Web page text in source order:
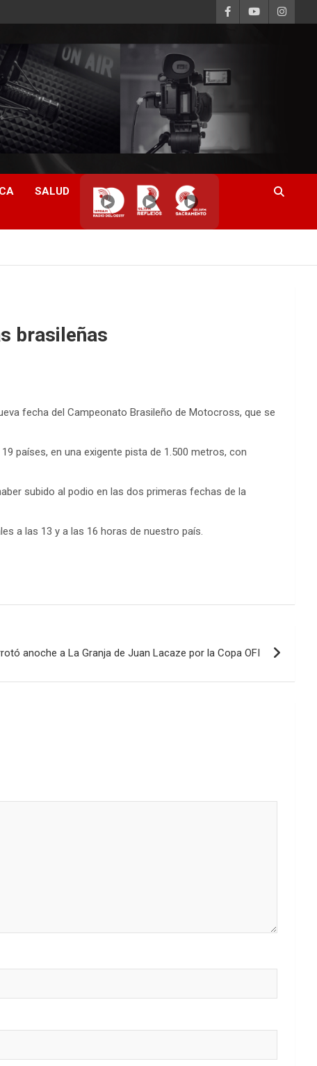
SALUD
▶ ▶ ▶
brasileñas
fecha del Campeonato Brasileño de Motocross, que se
países, en una exigente pista de 1.500 metros, con
subido al podio en las dos primeras fechas de la
a las 13 y a las 16 horas de nuestro país.
anoche a La Granja de Juan Lacaze por la Copa OFI